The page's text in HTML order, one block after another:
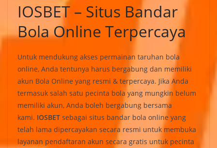
IOSBET – Situs Bandar
Bola Online Terpercaya
Untuk mendukung akses permainan taruhan bola
online, Anda tentunya harus bergabung dan memiliki
akun Bola Online yang resmi & terpercaya. Jika Anda
termasuk salah satu pecinta bola yang mungkin belum
memiliki akun, Anda boleh bergabung bersama
kami. IOSBET sebagai situs bandar bola online yang
telah lama dipercayakan secara resmi untuk membuka
layanan pendaftaran akun secara gratis untuk pecinta